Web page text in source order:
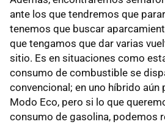
ante los que tendremos que
tenemos que buscar
que tengamos que dar varias
sitio. Es en situaciones como
consumo de combustible se
convencional; en uno híbrido
Modo Eco, pero si lo que
consumo de gasolina, podemos